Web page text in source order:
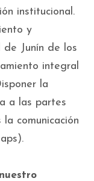
institucional.
y
de Junín de los
integral
la
a las partes
comunicación